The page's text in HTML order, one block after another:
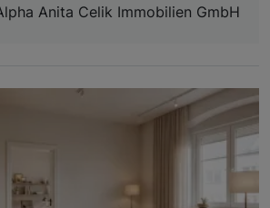
Anita Celik Immobilien GmbH